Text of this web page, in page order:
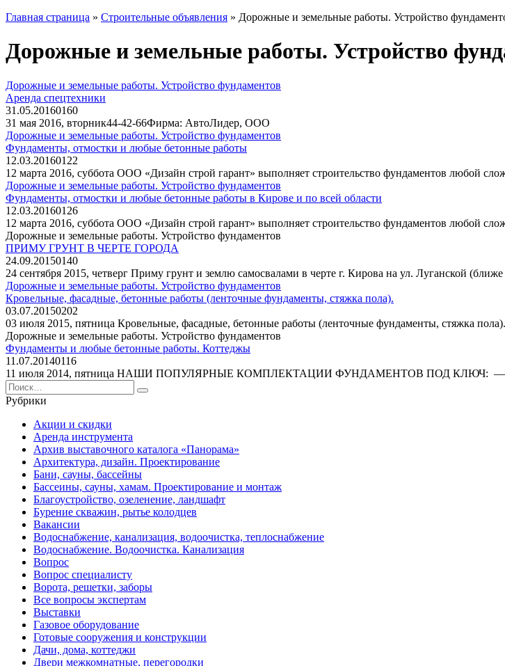
Главная страница » Строительные объявления » Дорожные и земельные работы. Устройство
Дорожные и земельные работы. Устройство
Дорожные и земельные работы. Устройство фундаментов
Аренда спецтехники
31.05.20160160
31 мая 2016, вторник44-42-66Фирма: АвтоЛидер, ООО
Дорожные и земельные работы. Устройство фундаментов
Фундаменты, отмостки и любые бетонные работы
12.03.20160122
12 марта 2016, суббота ООО «Дизайн строй гарант» выполняет строительство фундаментов любой
Дорожные и земельные работы. Устройство фундаментов
Фундаменты, отмостки и любые бетонные работы в Кирове и по всей области
12.03.20160126
12 марта 2016, суббота ООО «Дизайн строй гарант» выполняет строительство фундаментов любой
Дорожные и земельные работы. Устройство фундаментов
ПРИМУ ГРУНТ В ЧЕРТЕ ГОРОДА
24.09.20150140
24 сентября 2015, четверг Приму грунт и землю самосвалами в черте г. Кирова на ул. Луганской
Дорожные и земельные работы. Устройство фундаментов
Кровельные, фасадные, бетонные работы (ленточные фундаменты, стяжка пола).
03.07.20150202
03 июля 2015, пятница Кровельные, фасадные, бетонные работы (ленточные фундаменты, стяжка
Дорожные и земельные работы. Устройство фундаментов
Фундаменты и любые бетонные работы. Коттеджы
11.07.20140116
11 июля 2014, пятница НАШИ ПОПУЛЯРНЫЕ КОМПЛЕКТАЦИИ ФУНДАМЕНТОВ ПОД КЛЮЧ: —
Search
for:
Рубрики
Акции и скидки
Аренда инструмента
Архив выставочного каталога «Панорама»
Архитектура, дизайн. Проектирование
Бани, сауны, бассейны
Бассеины, сауны, хамам. Проектирование и монтаж
Благоустройство, озеленение, ландшафт
Бурение скважин, рытье колодцев
Вакансии
Водоснабжение, канализация, водоочистка, теплоснабжение
Водоснабжение. Водоочистка. Канализация
Вопрос
Вопрос специалисту
Ворота, решетки, заборы
Все вопросы экспертам
Выставки
Газовое оборудование
Готовые сооружения и конструкции
Дачи, дома, коттеджи
Двери межкомнатные, перегородки